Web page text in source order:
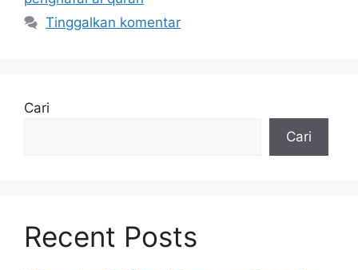
Tinggalkan komentar
Cari
Cari
Recent Posts